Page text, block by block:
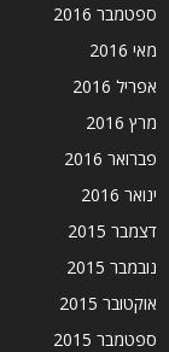
ספטמבר 2016
מאי 2016
אפריל 2016
מרץ 2016
פברואר 2016
ינואר 2016
דצמבר 2015
נובמבר 2015
אוקטובר 2015
ספטמבר 2015